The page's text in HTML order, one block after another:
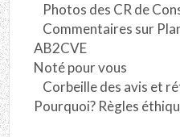
Photos des CR de
Commentaires sur
AB2CVE
Noté pour vous
Corbeille des avis et
Pourquoi? Règles